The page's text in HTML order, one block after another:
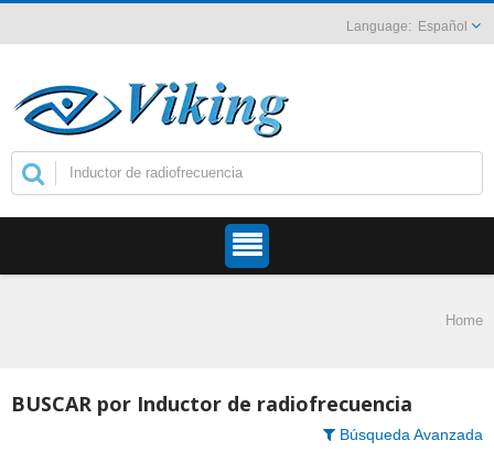
Español
Home
BUSCAR por Inductor de radiofrecuencia
Búsqueda Avanzada